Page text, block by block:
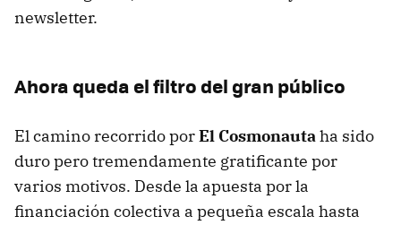
newsletter.
Ahora queda el filtro del gran público
El camino recorrido porEl Cosmonautaha sido
duro pero tremendamente gratificante por
varios motivos. Desde la apuesta por la
financiación colectiva a pequeña escala hasta